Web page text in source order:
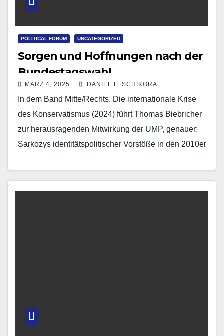
POLITICAL FORUM UNCATEGORIZED
Sorgen und Hoffnungen nach der
Bundestagswahl
MÄRZ 4, 2025 DANIEL L. SCHIKORA
In dem Band Mitte/Rechts. Die internationale Krise
des Konservatismus (2024) führt Thomas Biebricher
zur herausragenden Mitwirkung der UMP, genauer:
Sarkozys identitätspolitischer Vorstöße in den 2010er